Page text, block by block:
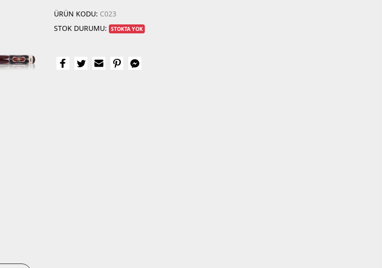
ÜRÜN KODU: C023
STOK DURUMU:
STOKTA YOK